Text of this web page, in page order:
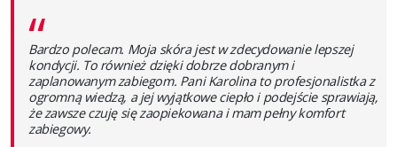
“
Bardzo polecam. Moja skóra jest w zdecydowanie lepszej
kondycji. To również dzięki dobrze dobranym i
zaplanowanym zabiegom. Pani Karolina to profesjonalistka z
ogromną wiedzą, a jej wyjątkowe ciepło i podejście sprawiają,
że zawsze czuję się zaopiekowana i mam pełny komfort
zabiegowy.